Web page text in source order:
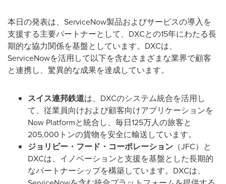
本日の発表は、 ServiceNow製品およびサービスの導入を
支援する主要パートナーとして、 DXCとの15年にわたる長
期的な協力関係を基盤としています。 DXCは、
ServiceNowを活用して以下を含むさまざまな業界で顧客
と連携し、驚異的な成果を達成しています。
スイス連邦鉄道は、 DXCのシステム統合を活用し
て、従業員向けおよび顧客向けアプリケーションを
Now Platformと統合し、毎日125万人の旅客と
205,000 トンの貨物を安全に輸送しています。
ジョリビー・フード・コーポレーション （JFC）と
DXCは、イノベーションと支援を基盤とした長期的
なパートナーシップを構築しています。 DXCは、